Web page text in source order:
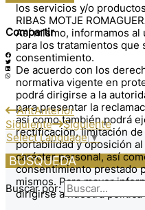
los servicios y/o
RIBAS MOTJE
Así mismo, informamos
para los tratamientos que
consentimiento.
De acuerdo con los
normativa vigente en
podrá dirigirse a la
para presentar la
así como también podrá
rectificación, limitación
portabilidad y oposición
carácter personal, así
consentimiento prestado
mismos. Para mayor
dirigirse a nuestra política
Compartir
AntAnterior
Siguiente
Siguiente
Select Language ▼
BÚSQUEDA
Buscar por: